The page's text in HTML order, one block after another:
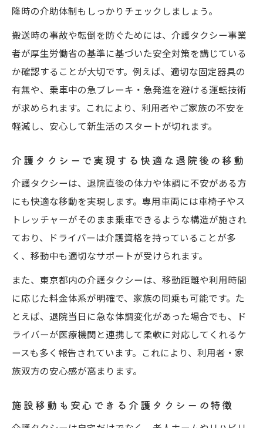
降時の介助体制もしっかりチェックしましょう。
搬送時の事故や転倒を防ぐためには、介護タクシー事業
者が厚生労働省の基準に基づいた安全対策を講じている
か確認することが大切です。例えば、適切な固定器具の
有無や、乗車中の急ブレーキ・急発進を避ける運転技術
が求められます。これにより、利用者やご家族の不安を
軽減し、安心して新生活のスタートが切れます。
介護タクシーで実現する快適な退院後の移動
介護タクシーは、退院直後の体力や体調に不安がある方
にも快適な移動を実現します。専用車両には車椅子やス
トレッチャーがそのまま乗車できるような構造が施され
ており、ドライバーは介護資格を持っていることが多
く、移動中も適切なサポートが受けられます。
また、東京都内の介護タクシーは、移動距離や利用時間
に応じた料金体系が明確で、家族の同乗も可能です。た
とえば、退院当日に急な体調変化があった場合でも、ド
ライバーが医療機関と連携して柔軟に対応してくれるケ
ースも多く報告されています。これにより、利用者・家
族双方の安心感が高まります。
施設移動も安心できる介護タクシーの特徴